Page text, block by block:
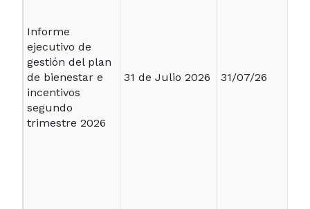
Informe
ejecutivo de
gestión del plan
de bienestar e
incentivos
segundo
trimestre 2026
31 de Julio 2026 31/07/26